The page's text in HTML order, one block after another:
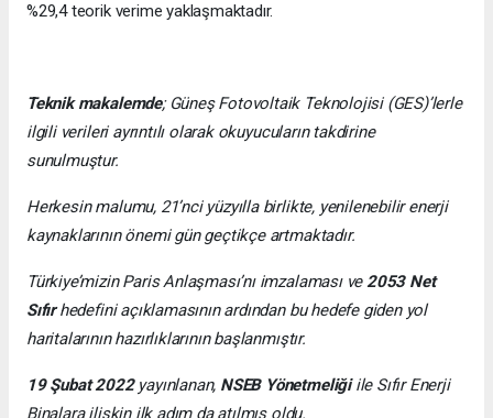
%29,4 teorik verime yaklaşmaktadır.
Teknik makalemde; Güneş Fotovoltaik Teknolojisi (GES)’lerle
ilgili verileri ayrıntılı olarak okuyucuların takdirine
sunulmuştur.
Herkesin malumu, 21’nci yüzyılla birlikte, yenilenebilir enerji
kaynaklarının önemi gün geçtikçe artmaktadır.
Türkiye’mizin Paris Anlaşması’nı imzalaması ve2053 Net
Sıfırhedefini açıklamasının ardından bu hedefe giden yol
haritalarının hazırlıklarının başlanmıştır.
19 Şubat 2022 yayınlanan, NSEB Yönetmeliğiile Sıfır Enerji
Binalara ilişkin ilk adım da atılmış oldu.